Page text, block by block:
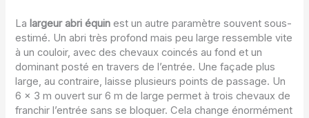
La largeur abri équin est un autre paramètre souvent sous-
estimé. Un abri très profond mais peu large ressemble vite
à un couloir, avec des chevaux coincés au fond et un
dominant posté en travers de l’entrée. Une façade plus
large, au contraire, laisse plusieurs points de passage. Un
6 x 3 m ouvert sur 6 m de large permet à trois chevaux de
franchir l’entrée sans se bloquer. Cela change énormément